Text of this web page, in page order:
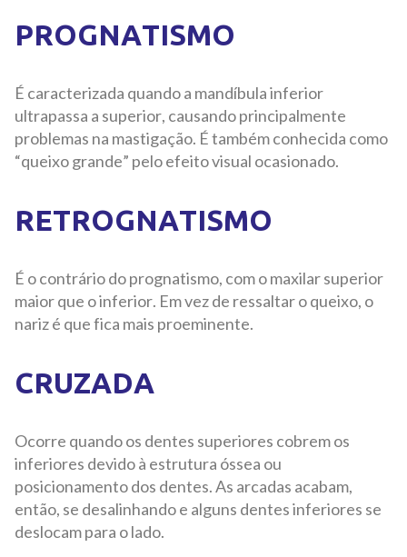
PROGNATISMO
É caracterizada quando a mandíbula inferior
ultrapassa a superior, causando principalmente
problemas na mastigação. É também conhecida como
“queixo grande” pelo efeito visual ocasionado.
RETROGNATISMO
É o contrário do prognatismo, com o maxilar superior
maior que o inferior. Em vez de ressaltar o queixo, o
nariz é que fica mais proeminente.
CRUZADA
Ocorre quando os dentes superiores cobrem os
inferiores devido à estrutura óssea ou
posicionamento dos dentes. As arcadas acabam,
então, se desalinhando e alguns dentes inferiores se
deslocam para o lado.